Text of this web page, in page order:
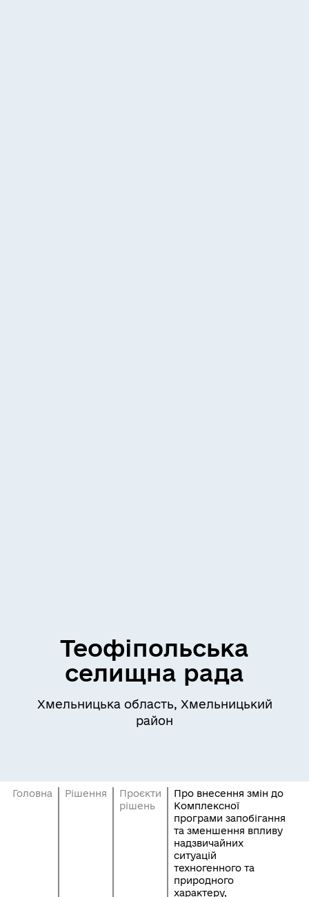
Теофіпольська
селищна рада
Хмельницька область, Хмельницький
район
Головна Рішення
Проєкти
рішень
Про внесення змін до
Комплексної
програми запобігання
та зменшення впливу
надзвичайних
ситуацій
техногенного та
природного
характеру,